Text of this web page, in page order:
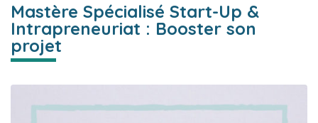
Mastère Spécialisé Start-Up &
Intrapreneuriat : Booster son
projet